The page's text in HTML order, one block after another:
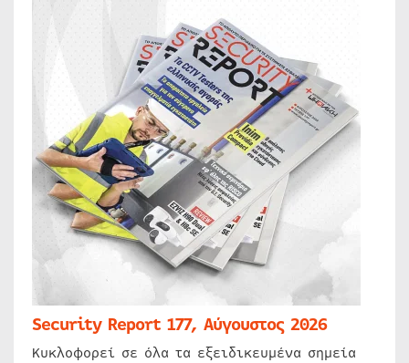
Security Report 177, Αύγουστος 2026
Κυκλοφορεί σε όλα τα εξειδικευμένα σημεία